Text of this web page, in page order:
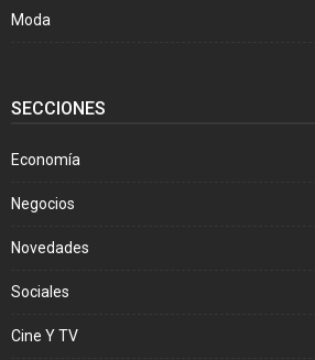
Moda
SECCIONES
Economía
Negocios
Novedades
Sociales
Cine Y TV